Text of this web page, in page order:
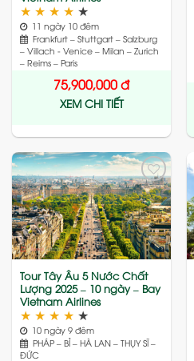
★ ★ ★ ★ ★
11 ngày 10 đêm
Frankfurt – Stuttgart – Salzburg
– Villach - Venice – Milan – Zurich
– Reims – Paris
75,900,000đ
XEM CHI TIẾT
Add
to
wishlist
Tour Tây Âu 5 Nước Chất
Lượng 2025 – 10 ngày – Bay
Vietnam Airlines
★ ★ ★ ★ ★
10 ngày 9 đêm
PHÁP – BỈ – HÀ LAN – THỤY SĨ –
ĐỨC